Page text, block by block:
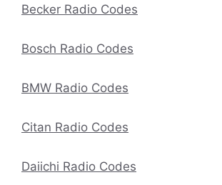
Becker Radio Codes
Bosch Radio Codes
BMW Radio Codes
Citan Radio Codes
Daiichi Radio Codes